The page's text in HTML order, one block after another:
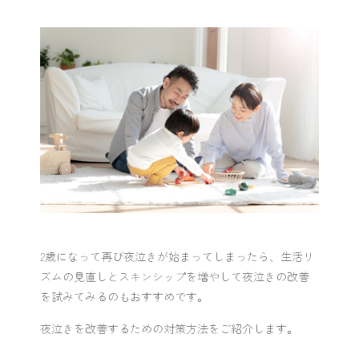
2歳になって再び夜泣きが始まってしまったら、生活リ
ズムの見直しとスキンシップを増やして夜泣きの改善
を試みてみるのもおすすめです。
夜泣きを改善するための対策方法をご紹介します。